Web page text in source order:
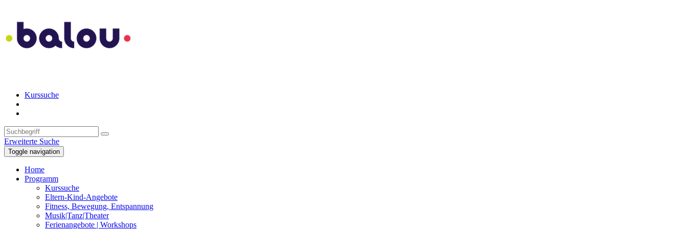
Kurssuche
Erweiterte Suche
Toggle navigation
Home
Programm
Kurssuche
Eltern-Kind-Angebote
Fitness, Bewegung, Entspannung
Musik|Tanz|Theater
Ferienangebote | Workshops